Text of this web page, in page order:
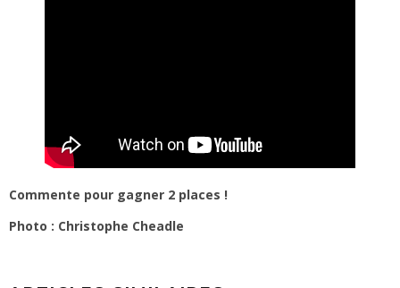
Commente pour gagner 2 places !
Photo : Christophe Cheadle